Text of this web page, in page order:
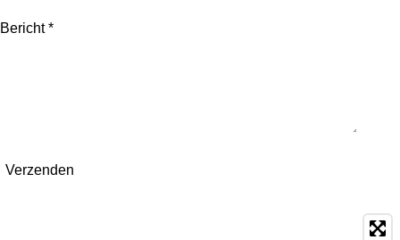
Bericht *
Verzenden